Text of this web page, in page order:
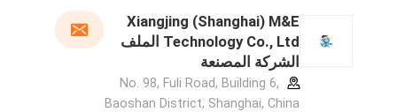
Xiangjing (Shanghai) M&E
Technology Co., Ltd الملف
الشركة المصنعة
No. 98, Fuli Road, Building 6,
Baoshan District, Shanghai, China